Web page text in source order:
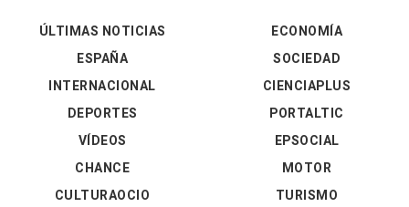
ÚLTIMAS NOTICIAS
ESPAÑA
INTERNACIONAL
DEPORTES
VÍDEOS
ECONOMÍA
SOCIEDAD
CIENCIAPLUS
PORTALTIC
EPSOCIAL
CHANCE
CULTURAOCIO
MOTOR
TURISMO